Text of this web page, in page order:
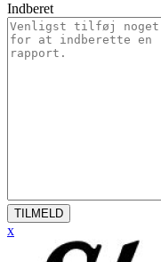
Indberet
TILMELD
x